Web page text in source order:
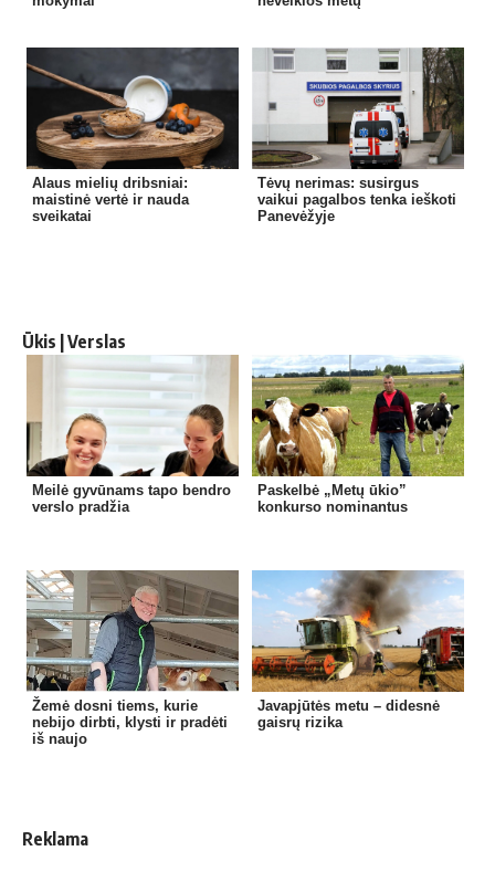
Alaus mielių dribsniai:
maistinė vertė ir nauda
sveikatai
Tėvų nerimas: susirgus
vaikui pagalbos tenka ieškoti
Panevėžyje
Ūkis | Verslas
Meilė gyvūnams tapo bendro
verslo pradžia
Paskelbė „Metų ūkio”
konkurso nominantus
Žemė dosni tiems, kurie
nebijo dirbti, klysti ir pradėti
iš naujo
Javapjūtės metu – didesnė
gaisrų rizika
Reklama